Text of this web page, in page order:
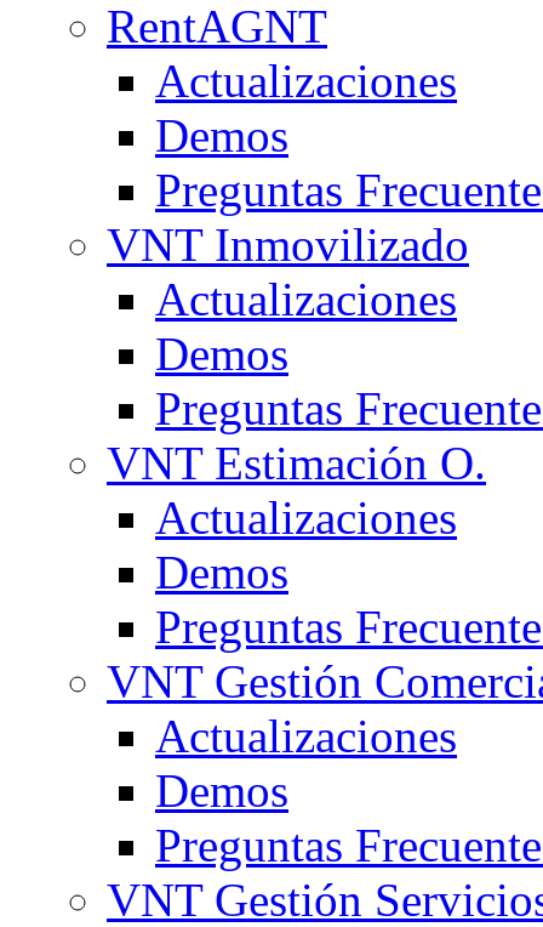
RentAGNT
Actualizaciones
Demos
Preguntas
VNT Inmovilizado
Actualizaciones
Demos
Preguntas
VNT Estimación O.
Actualizaciones
Demos
Preguntas
VNT Gestión
Actualizaciones
Demos
Preguntas
VNT Gestión